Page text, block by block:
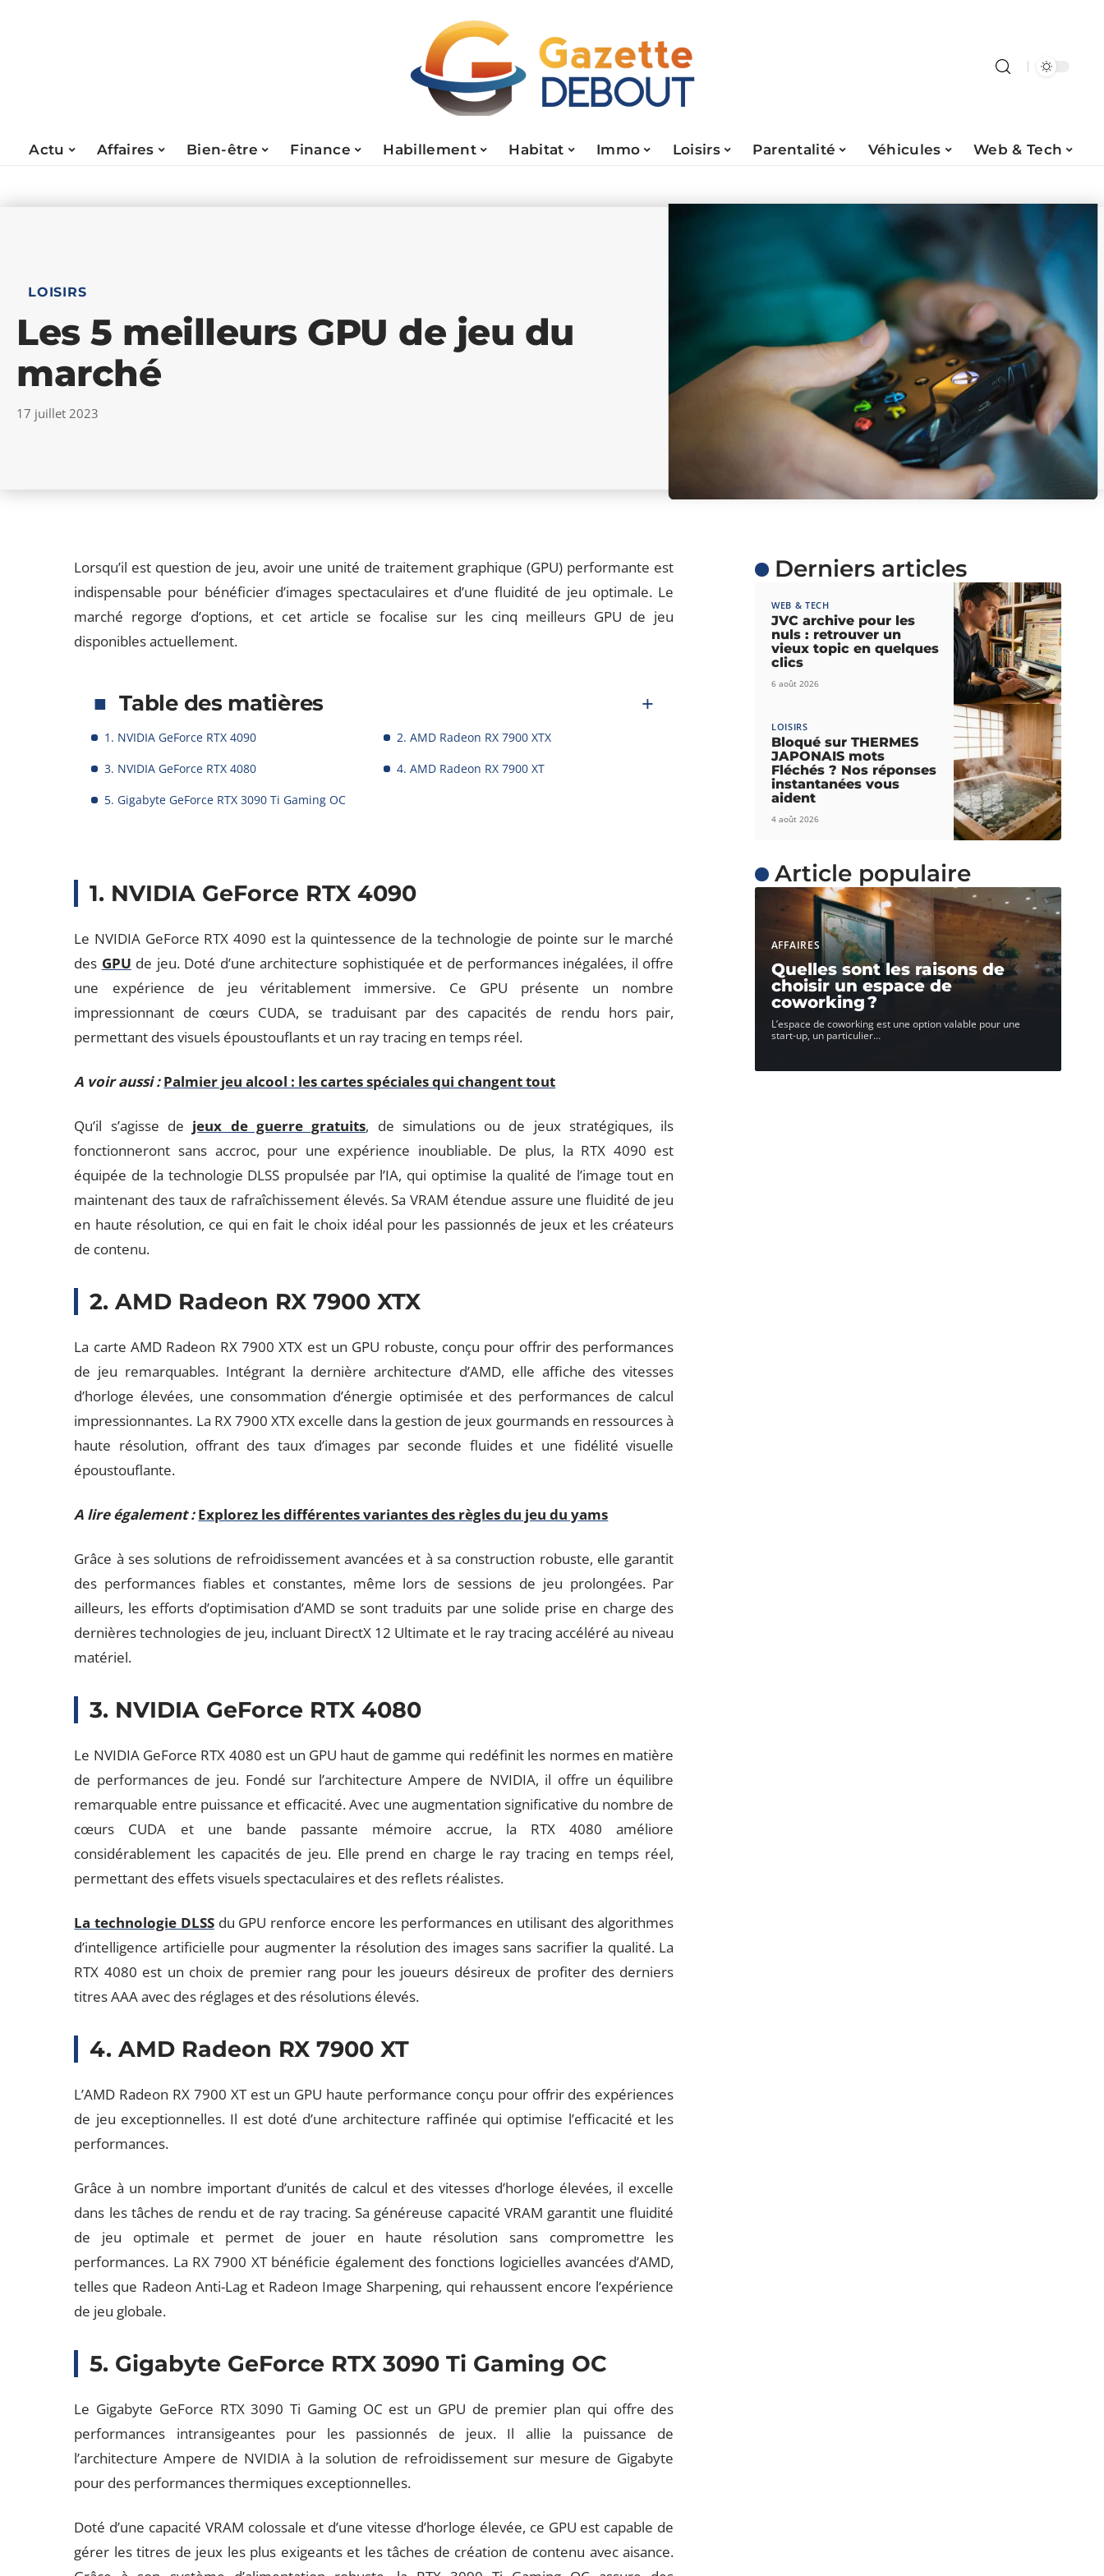
Actu Affaires Bien-être Finance Habillement Habitat Immo Loisirs Parentalité Véhicules Web & Tech
LOISIRS
Les 5 meilleurs GPU de jeu du
marché
17 juillet 2023
Lorsqu’il est question de jeu, avoir une unité de traitement graphique (GPU) performante est
indispensable pour bénéficier d’images spectaculaires et d’une fluidité de jeu optimale. Le
marché regorge d’options, et cet article se focalise sur les cinq meilleurs GPU de jeu
disponibles actuellement.
Table des matières
1. NVIDIA GeForce RTX 4090
2. AMD Radeon RX 7900 XTX
3. NVIDIA GeForce RTX 4080
4. AMD Radeon RX 7900 XT
5. Gigabyte GeForce RTX 3090 Ti Gaming OC
1. NVIDIA GeForce RTX 4090
Le NVIDIA GeForce RTX 4090 est la quintessence de la technologie de pointe sur le marché
des GPU de jeu. Doté d’une architecture sophistiquée et de performances inégalées, il offre
une expérience de jeu véritablement immersive. Ce GPU présente un nombre
impressionnant de cœurs CUDA, se traduisant par des capacités de rendu hors pair,
permettant des visuels époustouflants et un ray tracing en temps réel.
A voir aussi : Palmier jeu alcool : les cartes spéciales qui changent tout
Qu’il s’agisse de jeux de guerre gratuits, de simulations ou de jeux stratégiques, ils
fonctionneront sans accroc, pour une expérience inoubliable. De plus, la RTX 4090 est
équipée de la technologie DLSS propulsée par l’IA, qui optimise la qualité de l’image tout en
maintenant des taux de rafraîchissement élevés. Sa VRAM étendue assure une fluidité de jeu
en haute résolution, ce qui en fait le choix idéal pour les passionnés de jeux et les créateurs
de contenu.
2. AMD Radeon RX 7900 XTX
La carte AMD Radeon RX 7900 XTX est un GPU robuste, conçu pour offrir des performances
de jeu remarquables. Intégrant la dernière architecture d’AMD, elle affiche des vitesses
d’horloge élevées, une consommation d’énergie optimisée et des performances de calcul
impressionnantes. La RX 7900 XTX excelle dans la gestion de jeux gourmands en ressources à
haute résolution, offrant des taux d’images par seconde fluides et une fidélité visuelle
époustouflante.
A lire également : Explorez les différentes variantes des règles du jeu du yams
Grâce à ses solutions de refroidissement avancées et à sa construction robuste, elle garantit
des performances fiables et constantes, même lors de sessions de jeu prolongées. Par
ailleurs, les efforts d’optimisation d’AMD se sont traduits par une solide prise en charge des
dernières technologies de jeu, incluant DirectX 12 Ultimate et le ray tracing accéléré au niveau
matériel.
3. NVIDIA GeForce RTX 4080
Le NVIDIA GeForce RTX 4080 est un GPU haut de gamme qui redéfinit les normes en matière
de performances de jeu. Fondé sur l’architecture Ampere de NVIDIA, il offre un équilibre
remarquable entre puissance et efficacité. Avec une augmentation significative du nombre de
cœurs CUDA et une bande passante mémoire accrue, la RTX 4080 améliore
considérablement les capacités de jeu. Elle prend en charge le ray tracing en temps réel,
permettant des effets visuels spectaculaires et des reflets réalistes.
La technologie DLSSdu GPU renforce encore les performances en utilisant des algorithmes
d’intelligence artificielle pour augmenter la résolution des images sans sacrifier la qualité. La
RTX 4080 est un choix de premier rang pour les joueurs désireux de profiter des derniers
titres AAA avec des réglages et des résolutions élevés.
4. AMD Radeon RX 7900 XT
L’AMD Radeon RX 7900 XT est un GPU haute performance conçu pour offrir des expériences
de jeu exceptionnelles. Il est doté d’une architecture raffinée qui optimise l’efficacité et les
performances.
Grâce à un nombre important d’unités de calcul et des vitesses d’horloge élevées, il excelle
dans les tâches de rendu et de ray tracing. Sa généreuse capacité VRAM garantit une fluidité
de jeu optimale et permet de jouer en haute résolution sans compromettre les
performances. La RX 7900 XT bénéficie également des fonctions logicielles avancées d’AMD,
telles que Radeon Anti-Lag et Radeon Image Sharpening, qui rehaussent encore l’expérience
de jeu globale.
5. Gigabyte GeForce RTX 3090 Ti Gaming OC
Le Gigabyte GeForce RTX 3090 Ti Gaming OC est un GPU de premier plan qui offre des
performances intransigeantes pour les passionnés de jeux. Il allie la puissance de
l’architecture Ampere de NVIDIA à la solution de refroidissement sur mesure de Gigabyte
pour des performances thermiques exceptionnelles.
Doté d’une capacité VRAM colossale et d’une vitesse d’horloge élevée, ce GPU est capable de
gérer les titres de jeux les plus exigeants et les tâches de création de contenu avec aisance.
Derniers articles
WEB & TECH
JVC archive pour les
nuls : retrouver un
vieux topic en quelques
clics
6 août 2026
LOISIRS
Bloqué sur THERMES
JAPONAIS mots
Fléchés ? Nos réponses
instantanées vous
aident
4 août 2026
Article populaire
AFFAIRES
Quelles sont les raisons de
choisir un espace de
coworking ?
L’espace de coworking est une option valable pour une
start-up, un particulier…